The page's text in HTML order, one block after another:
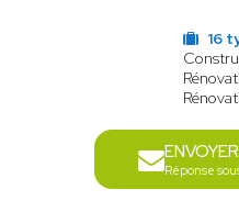
16
Réponse